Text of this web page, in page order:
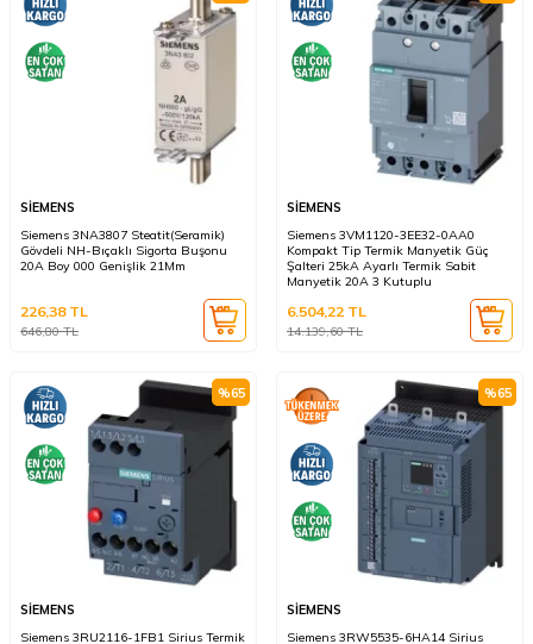
SİEMENS
Siemens 3NA3807 Steatit(Seramik)
Gövdeli NH-Bıçaklı Sigorta Buşonu
20A Boy 000 Genişlik 21Mm
646,80TL
226,38TL
SİEMENS
Siemens 3VM1120-3EE32-0AA0
Kompakt Tip Termik Manyetik Güç
Şalteri 25kA Ayarlı Termik Sabit
Manyetik 20A 3 Kutuplu
14.139,60TL
6.504,22 TL
%65
SİEMENS
Siemens 3RU2116-1FB1 Sirius Termik
%65
SİEMENS
Siemens 3RW5535-6HA14 Sirius